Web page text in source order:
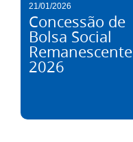
21/01/2026
Concessão de
Bolsa Social
Remanescente
2026